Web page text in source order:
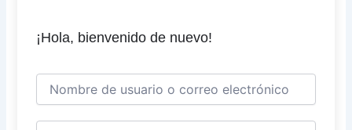
¡Hola, bienvenido de nuevo!